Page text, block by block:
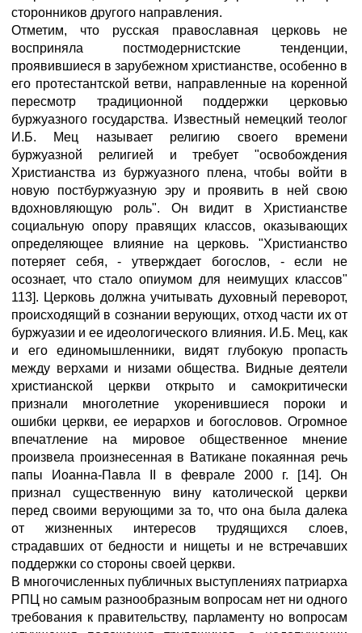
сторонников другого направления.
Отметим, что русская православная церковь не
восприняла постмодернистские тенденции,
проявившиеся в зарубежном христианстве, особенно в
его протестантской ветви, направленные на коренной
пересмотр традиционной поддержки церковью
буржуазного государства. Известный немецкий теолог
И.Б. Мец называет религию своего времени
буржуазной религией и требует "освобождения
Христианства из буржуазного плена, чтобы войти в
новую постбуржуазную эру и проявить в ней свою
вдохновляющую роль". Он видит в Христианстве
социальную опору правящих классов, оказывающих
определяющее влияние на церковь. "Христианство
потеряет себя, - утверждает богослов, - если не
осознает, что стало опиумом для неимущих классов"
113]. Церковь должна учитывать духовный переворот,
происходящий в сознании верующих, отход части их от
буржуазии и ее идеологического влияния. И.Б. Мец, как
и его единомышленники, видят глубокую пропасть
между верхами и низами общества. Видные деятели
христианской церкви открыто и самокритически
признали многолетние укоренившиеся пороки и
ошибки церкви, ее иерархов и богословов. Огромное
впечатление на мировое общественное мнение
произвела произнесенная в Ватикане покаянная речь
папы Иоанна-Павла II в феврале 2000 г. [14]. Он
признал существенную вину католической церкви
перед своими верующими за то, что она была далека
от жизненных интересов трудящихся слоев,
страдавших от бедности и нищеты и не встречавших
поддержки со стороны своей церкви.
В многочисленных публичных выступлениях патриарха
РПЦ но самым разнообразным вопросам нет ни одного
требования к правительству, парламенту но вопросам